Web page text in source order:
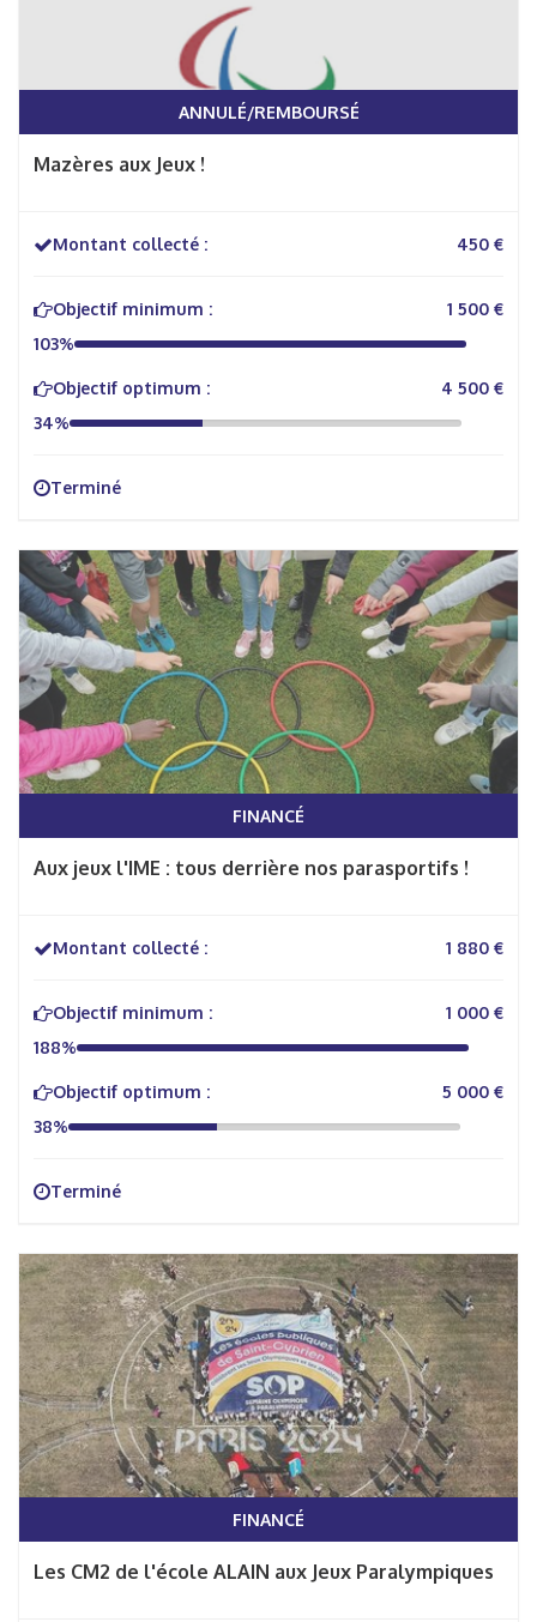
ANNULÉ/REMBOURSÉ
Mazères aux Jeux !
Montant collecté : 450 €
Objectif minimum :
1 500 €
103%
Objectif optimum :
4 500 €
34%
Terminé
FINANCÉ
Aux jeux l'IME : tous derrière nos parasportifs !
Montant collecté : 1 880 €
Objectif minimum :
1 000 €
188%
Objectif optimum :
5 000 €
38%
Terminé
FINANCÉ
Les CM2 de l'école ALAIN aux Jeux Paralympiques